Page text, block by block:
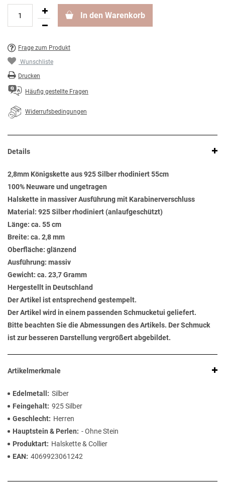
In den Warenkorb
Frage zum Produkt
Wunschliste
Drucken
Häufig gestellte Fragen
Widerrufsbedingungen
Details
2,8mm Königskette aus 925 Silber rhodiniert 55cm
100% Neuware und ungetragen
Halskette in massiver Ausführung mit Karabinerverschluss
Material: 925 Silber rhodiniert (anlaufgeschützt)
Länge: ca. 55 cm
Breite: ca. 2,8 mm
Oberfläche: glänzend
Ausführung: massiv
Gewicht: ca. 23,7 Gramm
Hergestellt in Deutschland
Der Artikel ist entsprechend gestempelt.
Der Artikel wird in einem passenden Schmucketui geliefert.
Bitte beachten Sie die Abmessungen des Artikels. Der Schmuck
ist zur besseren Darstellung vergrößert abgebildet.
Artikelmerkmale
Edelmetall
Silber
Feingehalt 925 Silber
Geschlecht
Herren
Hauptstein & Perlen
- Ohne Stein
Produktart
Halskette & Collier
EAN
4069923061242